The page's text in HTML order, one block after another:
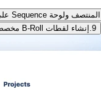
9. إنشاء لقطات B-Roll مخصصة باستخدام AI Visuals